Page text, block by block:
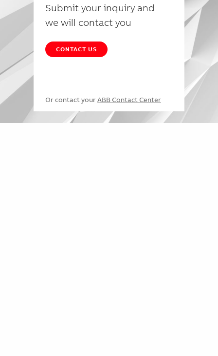
Submit your inquiry and
we will contact you
CONTACT US
Or contact your ABB Contact Center